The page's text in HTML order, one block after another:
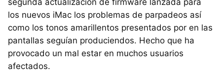
segunda actualización de firmware lanzada para
los nuevos iMac los problemas de parpadeos así
como los tonos amarillentos presentados por en las
pantallas seguían produciendos. Hecho que ha
provocado un mal estar en muchos usuarios
afectados.